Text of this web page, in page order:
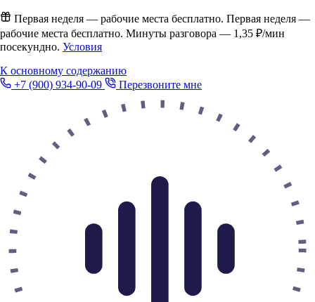
Первая неделя — рабочие места бесплатно. Первая неделя —
рабочие места бесплатно. Минуты разговора — 1,35 ₽/мин
посекундно. Условия
К основному содержанию
+7 (900) 934-90-09
Перезвоните мне